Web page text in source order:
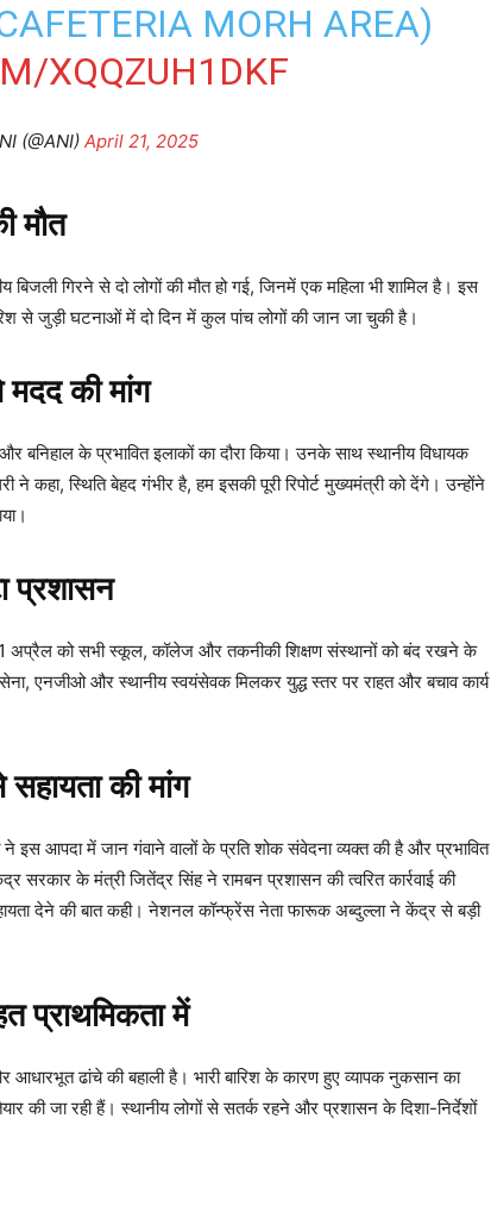
MORH AREA)
XQQZUH1DKF
(@ANI) April 21, 2025
मौत
बिजली गिरने से दो लोगों की मौत हो गई, जिनमें एक महिला भी शामिल है। इस
से जुड़ी घटनाओं में दो दिन में कुल पांच लोगों की जान जा चुकी है।
की मांग
बनिहाल के प्रभावित इलाकों का दौरा किया। उनके साथ स्थानीय विधायक
कहा, स्थिति बेहद गंभीर है, हम इसकी पूरी रिपोर्ट मुख्यमंत्री को देंगे। उन्होंने
प्रशासन
अप्रैल को सभी स्कूल, कॉलेज और तकनीकी शिक्षण संस्थानों को बंद रखने के
एनजीओ और स्थानीय स्वयंसेवक मिलकर युद्ध स्तर पर राहत और बचाव कार्य
की मांग
इस आपदा में जान गंवाने वालों के प्रति शोक संवेदना व्यक्त की है और प्रभावित
सरकार के मंत्री जितेंद्र सिंह ने रामबन प्रशासन की त्वरित कार्रवाई की
देने की बात कही। नेशनल कॉन्फ्रेंस नेता फारूक अब्दुल्ला ने केंद्र से बड़ी
प्राथमिकता में
आधारभूत ढांचे की बहाली है। भारी बारिश के कारण हुए व्यापक नुकसान का
की जा रही हैं। स्थानीय लोगों से सतर्क रहने और प्रशासन के दिशा-निर्देशों